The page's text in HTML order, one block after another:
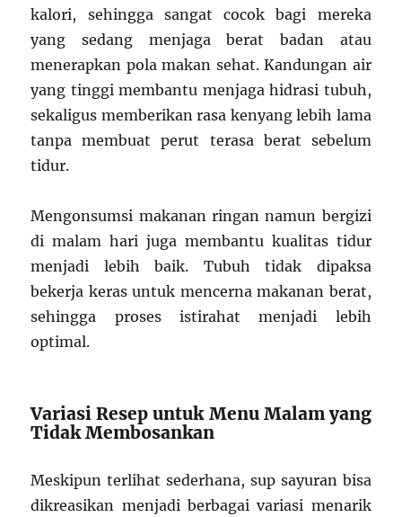
kalori, sehingga sangat cocok bagi mereka
yang sedang menjaga berat badan atau
menerapkan pola makan sehat. Kandungan air
yang tinggi membantu menjaga hidrasi tubuh,
sekaligus memberikan rasa kenyang lebih lama
tanpa membuat perut terasa berat sebelum
tidur.
Mengonsumsi makanan ringan namun bergizi
di malam hari juga membantu kualitas tidur
menjadi lebih baik. Tubuh tidak dipaksa
bekerja keras untuk mencerna makanan berat,
sehingga proses istirahat menjadi lebih
optimal.
Variasi Resep untuk Menu Malam yang
Tidak Membosankan
Meskipun terlihat sederhana, sup sayuran bisa
dikreasikan menjadi berbagai variasi menarik